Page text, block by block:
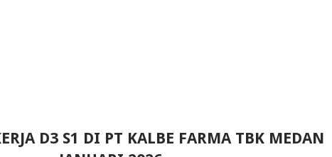
D3 S1 DI PT KALBE FARMA TBK MEDAN